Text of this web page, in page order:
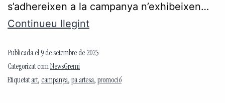
s’adhereixen a la campanya n’exhibeixen…
Continueu llegint
Publicada el 9 de setembre de 2025
Categorizat comNewsGremi
Etiquetatart, campanya, pa artesa, promoció